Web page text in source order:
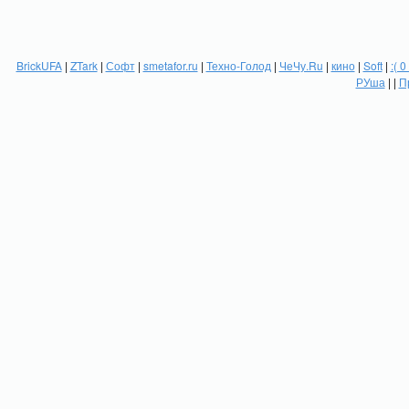
BrickUFA| ZTark| Софт| smetafor.ru | Техно-Голод | ЧеЧу.Ru | кино| Soft| :(
РУша | |